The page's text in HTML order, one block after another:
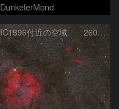
DunkelerMond
IC1396付近の空域 260720